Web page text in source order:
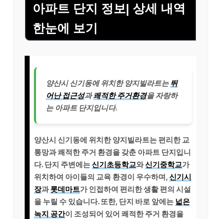
아파트 단지 정보| 상세 내역
한눈에 보기
양산시 신기동에 위치한 양지빌라트는뛰
어난 접근성과쾌적한 주거환경을 자랑하
는 아파트 단지입니다.
양산시 신기동에 위치한 양지빌라트는 편리한 교
통망과 쾌적한 주거 환경을 갖춘 아파트 단지입니
다. 단지 주변에는신기초등학교와신기중학교가
위치하여 아이들의 교육 환경이 우수하며,신기시
장과롯데마트가 인접하여 편리한 생활 편의 시설
을 누릴 수 있습니다. 또한, 단지 바로 앞에는 넓은
녹지 공간이 조성되어 있어 쾌적한 주거 환경을